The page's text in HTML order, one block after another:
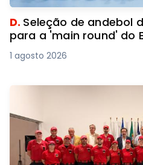
D. Seleção de andebol
para a 'main round' do
1 agosto 2026